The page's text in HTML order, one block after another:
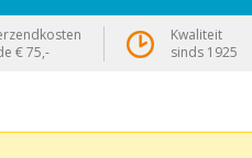
€ 75,-
Kwaliteit
sinds 1925